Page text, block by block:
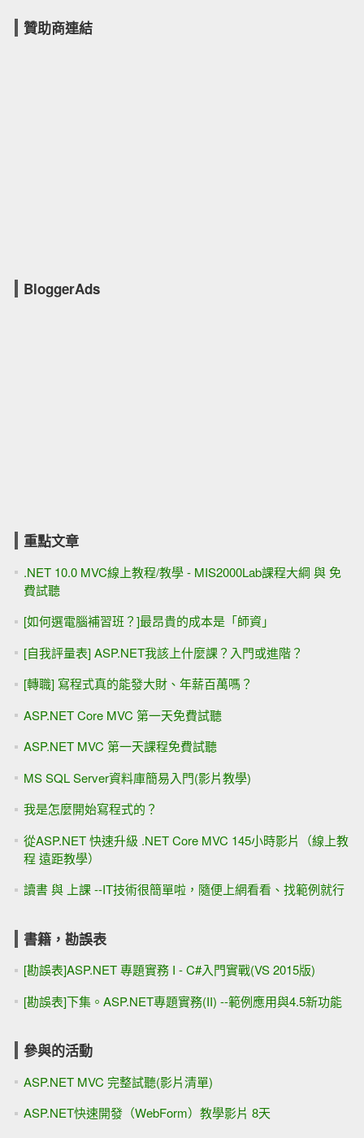
贊助商連結
BloggerAds
重點文章
.NET 10.0 MVC線上教程/教學 - MIS2000Lab課程大綱 與 免
費試聽
[如何選電腦補習班？]最昂貴的成本是「師資」
[自我評量表] ASP.NET我該上什麼課？入門或進階？
[轉職] 寫程式真的能發大財、年薪百萬嗎？
ASP.NET Core MVC 第一天免費試聽
ASP.NET MVC 第一天課程免費試聽
MS SQL Server資料庫簡易入門(影片教學)
我是怎麼開始寫程式的？
從ASP.NET 快速升級 .NET Core MVC 145小時影片（線上教
程 遠距教學）
讀書 與 上課 --IT技術很簡單啦，隨便上網看看、找範例就行
書籍，勘誤表
[勘誤表]ASP.NET 專題實務 I - C#入門實戰(VS 2015版)
[勘誤表]下集。ASP.NET專題實務(II) --範例應用與4.5新功能
參與的活動
ASP.NET MVC 完整試聽(影片清單)
ASP.NET快速開發（WebForm）教學影片 8天